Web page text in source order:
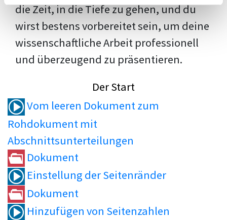
die Zeit, in die Tiefe zu gehen, und du
wirst bestens vorbereitet sein, um deine
wissenschaftliche Arbeit professionell
und überzeugend zu präsentieren.
Der Start
Vom leeren Dokument zum
Rohdokument mit
Abschnittsunterteilungen
Dokument
Einstellung der Seitenränder
Dokument
Hinzufügen von Seitenzahlen